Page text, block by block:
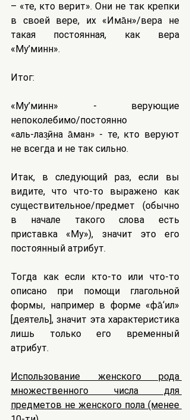
– «те, кто верит». Они не так крепки
в своей вере, их «Има̄н»/вера не
такая постоянная, как вера
«Му’минӯн».
Итог:
«Му’минӯн» - верующие
непоколебимо/постоянно
«аль-лаз̱ӣна а̄манӯ» - те, кто веруют
не всегда и не так сильно.
Итак, в следующий раз, если вы
видите, что что-то выражено как
существительное/предмет (обычно
в начале такого слова есть
приставка «Му»), значит это его
постоянный атрибут.
Тогда как если кто-то или что-то
описано при помощи глагольной
формы, например в форме «фа̄‘ил»
[деятель], значит эта характеристика
лишь только его временный
атрибут.
Использование женского рода
множественного числа для
предметов не женского пола (менее